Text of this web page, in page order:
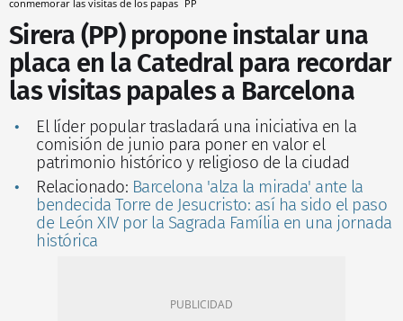
conmemorar las visitas de los papas PP
Sirera (PP) propone instalar una
placa en la Catedral para recordar
las visitas papales a Barcelona
El líder popular trasladará una iniciativa en la
comisión de junio para poner en valor el
patrimonio histórico y religioso de la ciudad
Relacionado: Barcelona 'alza la mirada' ante la
bendecida Torre de Jesucristo: así ha sido el paso
de León XIV por la Sagrada Família en una jornada
histórica